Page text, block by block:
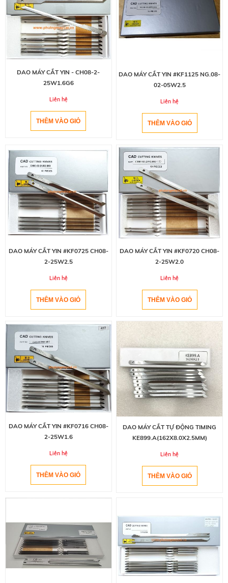
DAO MÁY CẮT YIN - CH08-2-
25W1.6G6
Liên hệ
DAO MÁY CẮT YIN #KF1125 NG.08-
02-05W2.5
Liên hệ
DAO MÁY CẮT YIN #KF0725 CH08-
2-25W2.5
Liên hệ
DAO MÁY CẮT YIN #KF0720 CH08-
2-25W2.0
Liên hệ
DAO MÁY CẮT YIN #KF0716 CH08-
2-25W1.6
Liên hệ
DAO MÁY CẮT TỰ ĐỘNG TIMING
KE899.A(162X8.0X2.5MM)
Liên hệ